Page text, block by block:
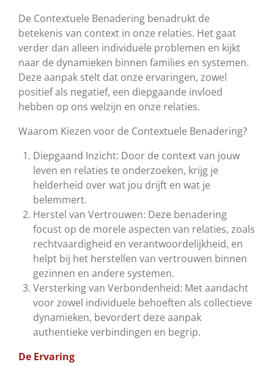
De Contextuele Benadering benadrukt de
betekenis van context in onze relaties. Het gaat
verder dan alleen individuele problemen en kijkt
naar de dynamieken binnen families en systemen.
Deze aanpak stelt dat onze ervaringen, zowel
positief als negatief, een diepgaande invloed
hebben op ons welzijn en onze relaties.
Waarom Kiezen voor de Contextuele Benadering?
Diepgaand Inzicht: Door de context van jouw
leven en relaties te onderzoeken, krijg je
helderheid over wat jou drijft en wat je
belemmert.
Herstel van Vertrouwen: Deze benadering
focust op de morele aspecten van relaties, zoals
rechtvaardigheid en verantwoordelijkheid, en
helpt bij het herstellen van vertrouwen binnen
gezinnen en andere systemen.
Versterking van Verbondenheid: Met aandacht
voor zowel individuele behoeften als collectieve
dynamieken, bevordert deze aanpak
authentieke verbindingen en begrip.
De Ervaring